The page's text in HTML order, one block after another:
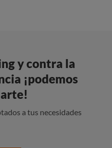
y contra la
¡podemos
a tus necesidades